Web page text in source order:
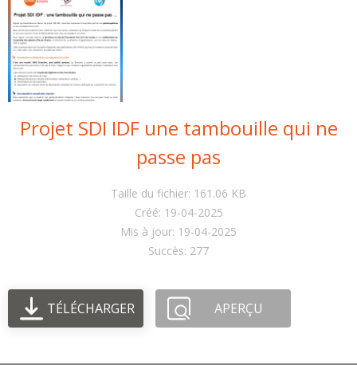
Projet SDI IDF une tambouille qui ne
passe pas
Taille du fichier: 161.06 KB
Créé: 19-04-2025
Mis à jour: 19-04-2025
Succès: 277
TÉLÉCHARGER APERÇU